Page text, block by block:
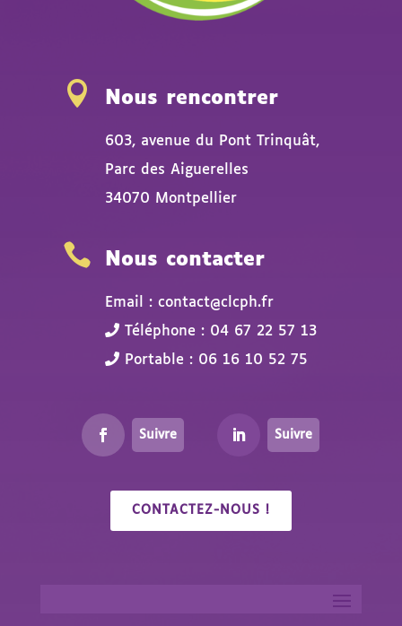
 Nous rencontrer
603, avenue du Pont Trinquât,
Parc des Aiguerelles
34070 Montpellier
 Nous contacter
Email : contact@clcph.fr
Téléphone : 04 67 22 57 13
Portable : 06 16 10 52 75
Suivre Suivre
CONTACTEZ-NOUS !